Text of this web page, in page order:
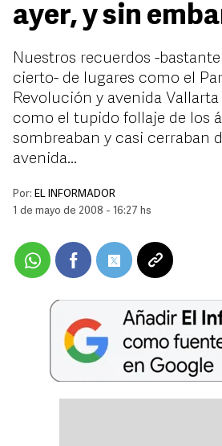
ayer, y sin
Nuestros recuerdos -
cierto- de lugares como el
Revolución y avenida
como el tupido follaje de los
sombreaban y casi cerraban
avenida...
Por: EL INFORMADOR
1 de mayo de 2008 - 16:27 hs